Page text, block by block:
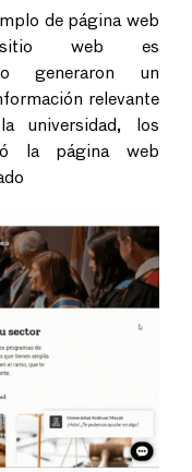
de página web
sitio web es
generaron un
relevante
universidad, los
la página web